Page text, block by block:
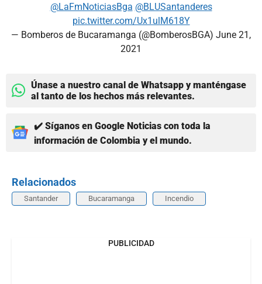
@LaFmNoticiasBga @BLUSantanderes
pic.twitter.com/Ux1ulM618Y
— Bomberos de Bucaramanga (@BomberosBGA) June 21,
2021
Únase a nuestro canal de Whatsapp y manténgase
al tanto de los hechos más relevantes.
✔️ Síganos en Google Noticias con toda la
información de Colombia y el mundo.
Relacionados
Santander Bucaramanga Incendio
PUBLICIDAD